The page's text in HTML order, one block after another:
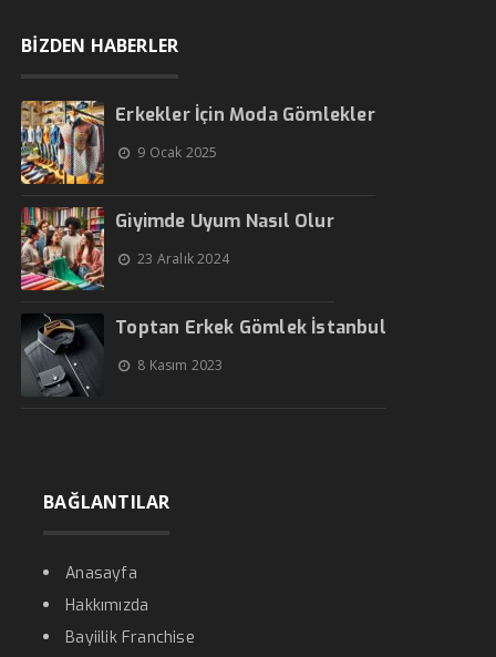
BİZDEN HABERLER
Erkekler İçin Moda Gömlekler
9 Ocak 2025
Giyimde Uyum Nasıl Olur
23 Aralık 2024
Toptan Erkek Gömlek İstanbul
8 Kasım 2023
BAĞLANTILAR
Anasayfa
Hakkımızda
Bayiilik Franchise